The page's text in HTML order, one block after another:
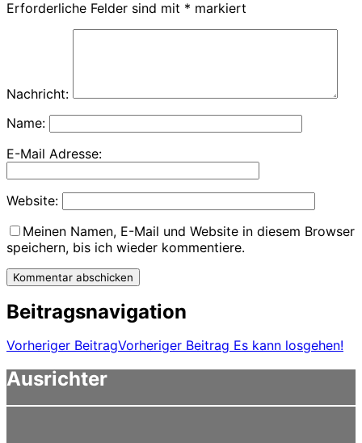
Erforderliche Felder sind mit * markiert
Nachricht:
Name:
E-Mail Adresse:
Website:
Meinen Namen, E-Mail und Website in diesem Browser
speichern, bis ich wieder kommentiere.
Beitragsnavigation
Vorheriger BeitragVorheriger Beitrag Es kann losgehen!
Ausrichter